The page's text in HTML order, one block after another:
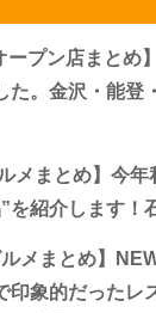
ープン店まとめ
た。金沢・能登
メまとめ】今
を紹介します！
ルメまとめ】
印象的だったレ